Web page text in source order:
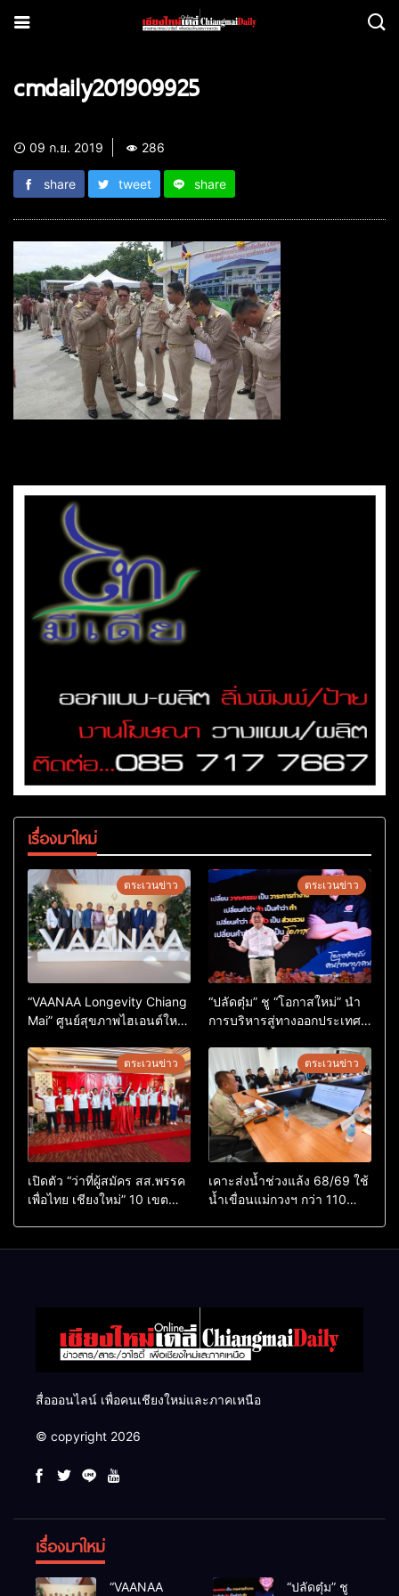
cmdaily201909925
09 ก.ย. 2019 286
share tweet share
เรื่องมาใหม่
ตระเวนข่าว
“VAANAA Longevity Chiang
Mai” ศูนย์สุขภาพไฮเอนต์ใหญ่
ตระเวนข่าว
“ปลัดตุ๋ม” ชู “โอกาสใหม่” นำ
การบริหารสู่ทางออกประเทศ
ตระเวนข่าว
เปิดตัว “ว่าที่ผู้สมัคร สส.พรรค
เพื่อไทย เชียงใหม่” 10 เขต
ตระเวนข่าว
เคาะส่งน้ำช่วงแล้ง 68/69 ใช้
น้ำเขื่อนแม่กวงฯ กว่า 110
สื่อออนไลน์ เพื่อคนเชียงใหม่และภาคเหนือ
© copyright 2026
เรื่องมาใหม่
“VAANAA “ปลัดตุ๋ม” ชู